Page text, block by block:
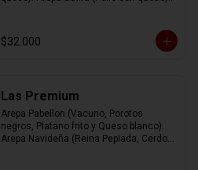
$32.000
Las Premium
Arepa Pabellon (Vacuno, Porotos
negros, Platano frito y Queso blanco).
Arepa Navideña (Reina Pepiada, Cerdo,